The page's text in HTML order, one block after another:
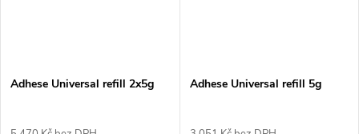
Adhese Universal refill 2x5g Adhese Universal refill 5g